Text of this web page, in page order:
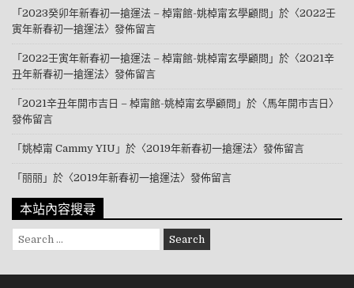
「 2023癸卯年新春初一搶運法 – 棹甯館-姚棹甯玄學顧問 」於〈2022壬
寅年新春初一搶運法〉發佈留言
「 2022壬寅年新春初一搶運法 – 棹甯館-姚棹甯玄學顧問 」於〈2021辛
丑年新春初一搶運法〉發佈留言
「 2021辛丑年開市吉日 – 棹甯館-姚棹甯玄學顧問 」於〈馬年開市吉日 〉
發佈留言
「 姚棹甯 Cammy YIU 」於〈2019年新春初一搶運法〉發佈留言
「 丽丽 」於〈2019年新春初一搶運法〉發佈留言
本站內容搜尋
Search for: